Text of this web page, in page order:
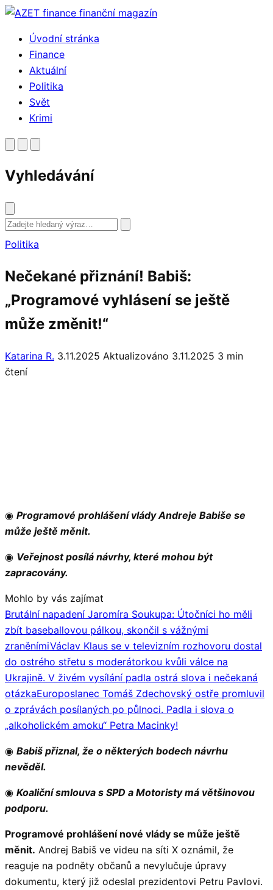
Přejít
obsahuÚvodní stránka
Finance
Aktuální
Politika
Svět
Krimi
Vyhledávání
Vyhledat
Politika
Nečekané přiznání! Babiš:
„Programové vyhlásení se ještě
může změnit!“
Katarina R. 3.11.2025 Aktualizováno 3.11.2025 3 min
čtení
◉ Programové prohlášení vlády Andreje Babiše se
může ještě měnit.
◉ Veřejnost posílá návrhy, které mohou být
zapracovány.
Mohlo by vás zajímat
Brutální napadení Jaromíra Soukupa: Útočníci ho měli
zbít baseballovou pálkou, skončil s vážnými
zraněnímiVáclav Klaus se v televizním rozhovoru dostal
do ostrého střetu s moderátorkou kvůli válce na
Ukrajině. V živém vysílání padla ostrá slova i nečekaná
otázkaEuroposlanec Tomáš Zdechovský ostře promluvil
o zprávách posílaných po půlnoci. Padla i slova o
„alkoholickém amoku“ Petra Macinky!
◉ Babiš přiznal, že o některých bodech návrhu
nevěděl.
◉ Koaliční smlouva s SPD a Motoristy má většinovou
podporu.
Programové prohlášení nové vlády se může ještě
měnit. Andrej Babiš ve videu na síti X oznámil, že
reaguje na podněty občanů a nevylučuje úpravy
dokumentu, který již odeslal prezidentovi Petru Pavlovi.